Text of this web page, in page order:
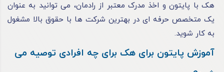
هک با پایتون و اخذ مدرک معتبر از رادمان، می‌ توانید به‌ عنوان
یک متخصص حرفه‌ ای در بهترین شرکت‌ ها با حقوق بالا مشغول
به‌ کار شوید.
آموزش پایتون برای هک برای چه افرادی توصیه می‌